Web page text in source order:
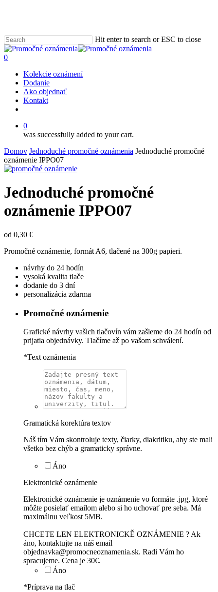
content
Hit enter to search or ESC to close
Close
Search
0
Kolekcie oznámení
Dodanie
Ako objednať
Kontakt
0
was successfully added to your cart.
Domov Jednoduché promočné oznámenia Jednoduché promočné
oznámenie IPPO07
Jednoduché promočné
oznámenie IPPO07
od 0,30 €
Promočné oznámenie, formát A6, tlačené na 300g papieri.
návrhy do 24 hodín
vysoká kvalita tlače
dodanie do 3 dní
personalizácia zdarma
Promočné oznámenie
Grafické návrhy vašich tlačovín vám zašleme do 24 hodín od
prijatia objednávky. Tlačíme až po vašom schválení.
*Text oznámenia
Gramatická korektúra textov
Náš tím Vám skontroluje texty, čiarky, diakritiku, aby ste mali
všetko bez chýb a gramaticky správne.
Áno
Elektronické oznámenie
Elektronické oznámenie je oznámenie vo formáte .jpg, ktoré
môžte posielať emailom alebo si ho uchovať pre seba. Má
maximálnu veľkost 5MB.
CHCETE LEN ELEKTRONICKĚ OZNÁMENIE ? Ak
áno, kontaktujte na náš email
objednavka@promocneoznamenia.sk. Radi Vám ho
spracujeme. Cena je 30€.
Áno
*Príprava na tlač